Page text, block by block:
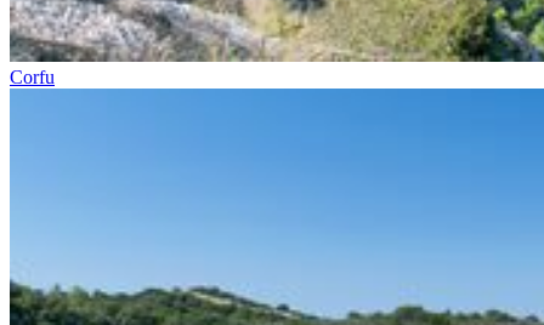
Corfu